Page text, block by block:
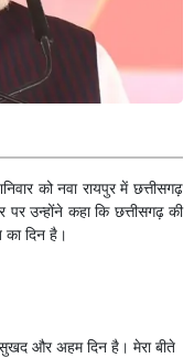
को नवा रायपुर में छत्तीसगढ़
उन्होंने कहा कि छत्तीसगढ़ की
दिन है।
सुखद और अहम दिन है। मेरा बीते